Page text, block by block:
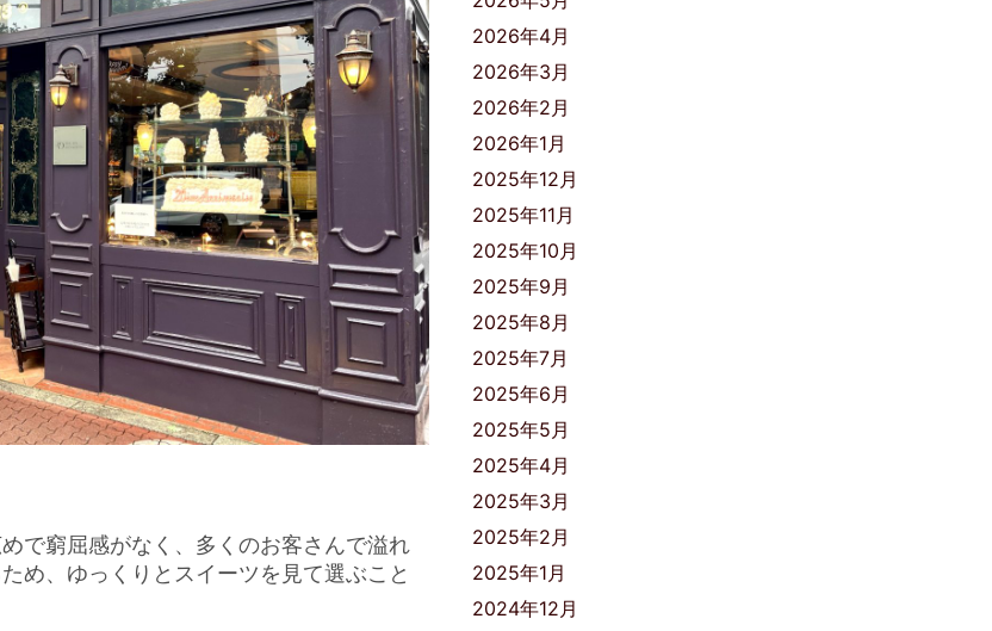
で窮屈感がなく、多くのお客さんで溢れ
め、ゆっくりとスイーツを見て選ぶこと
2026年4月
2026年3月
2026年2月
2026年1月
2025年12月
2025年11月
2025年10月
2025年9月
2025年8月
2025年7月
2025年6月
2025年5月
2025年4月
2025年3月
2025年2月
2025年1月
2024年12月